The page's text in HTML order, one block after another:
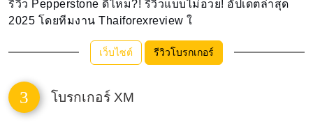
รีวิว Pepperstone ดีไหม?! รีวิวแบบไม่อวย! อัปเดตล่าสุด
2025 โดยทีมงาน Thaiforexreview ใ
เว็บไซต์ รีวิวโบรกเกอร์
3 โบรกเกอร์ XM